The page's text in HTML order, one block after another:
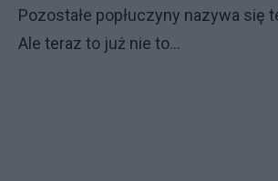
Pozostałe popłuczyny nazywa się
Ale teraz to już nie to...